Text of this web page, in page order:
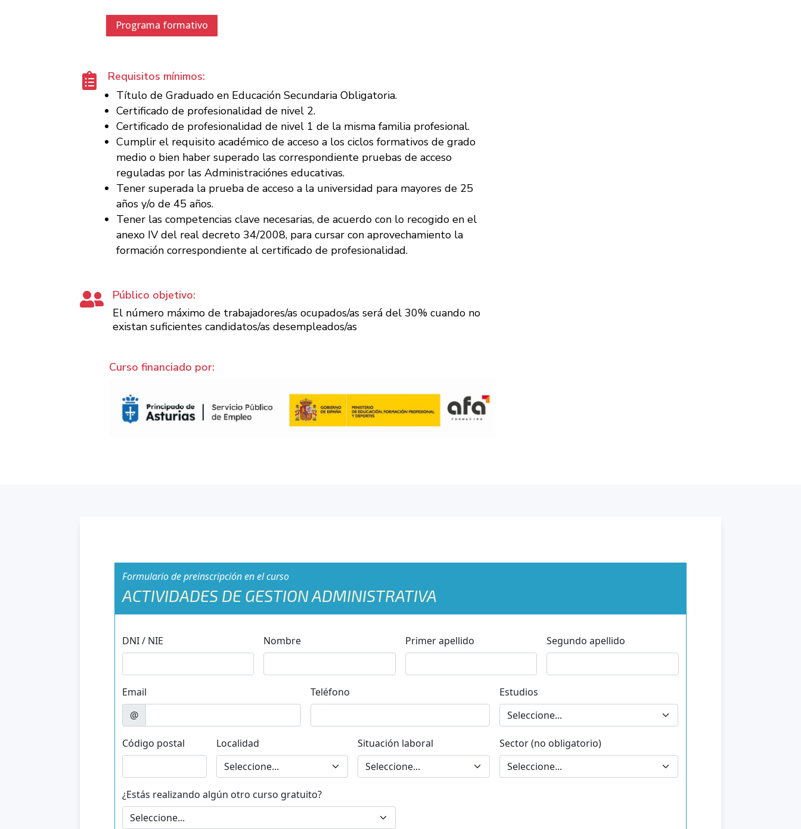
Programa formativo

Requisitos mínimos:
Título de Graduado en Educación Secundaria Obligatoria.
Certificado de profesionalidad de nivel 2.
Certificado de profesionalidad de nivel 1 de la misma familia profesional.
Cumplir el requisito académico de acceso a los ciclos formativos de grado
medio o bien haber superado las correspondiente pruebas de acceso
reguladas por las Administraciónes educativas.
Tener superada la prueba de acceso a la universidad para mayores de 25
años y/o de 45 años.
Tener las competencias clave necesarias, de acuerdo con lo recogido en el
anexo IV del real decreto 34/2008, para cursar con aprovechamiento la
formación correspondiente al certificado de profesionalidad.

Público objetivo:
El número máximo de trabajadores/as ocupados/as será del 30% cuando no
existan suficientes candidatos/as desempleados/as
Curso financiado por: